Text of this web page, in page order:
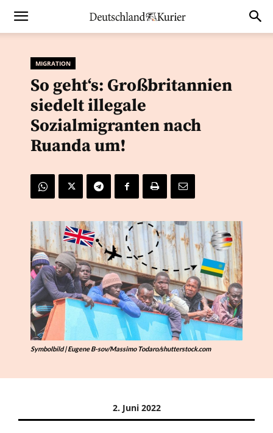
MIGRATION
So geht‘s: Großbritannien
siedelt illegale
Sozialmigranten nach
Ruanda um!
Symbolbild | Eugene B-sov/Massimo Todaro/shutterstock.com
2. Juni 2022